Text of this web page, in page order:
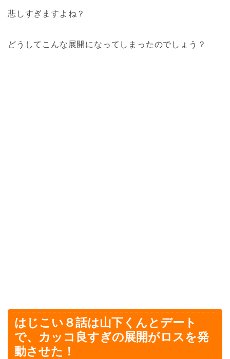
悲しすぎますよね？
どうしてこんな展開になってしまったのでしょう？
はじこい８話は山下くんとデート
で、カッコ良すぎの展開がロスを発
動させた！